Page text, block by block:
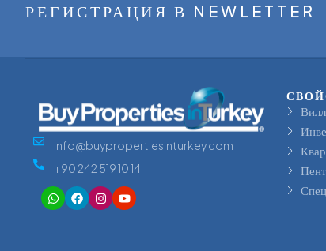
РЕГИСТРАЦИЯ В NEWLETTER
info@buypropertiesinturkey.com
+90 242 519 10 14